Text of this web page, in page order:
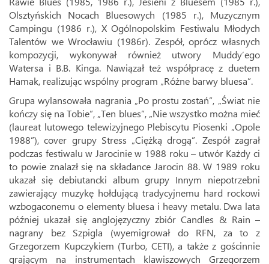
Olsztyńskich Nocach Bluesowych (1985 r.), Muzycznym
Campingu (1986 r.), X Ogólnopolskim Festiwalu Młodych
Talentów we Wrocławiu (1986r). Zespół, oprócz własnych
kompozycji, wykonywał również utwory Muddy’ego
Watersa i B.B. Kinga. Nawiązał też współpracę z duetem
Hamak, realizując wspólny program „Różne barwy bluesa”.
Grupa wylansowała nagrania „Po prostu zostań”, „Świat nie
kończy się na Tobie”, „Ten blues”, „Nie wszystko można mieć
(laureat lutowego telewizyjnego Plebiscytu Piosenki „Opole
1988”), cover grupy Stress „Ciężką drogą”. Zespół zagrał
podczas festiwalu w Jarocinie w 1988 roku – utwór Każdy ci
to powie znalazł się na składance Jarocin 88. W 1989 roku
ukazał się debiutancki album grupy Innym niepotrzebni
zawierający muzykę hołdującą tradycyjnemu hard rockowi
wzbogaconemu o elementy bluesa i heavy metalu. Dwa lata
później ukazał się anglojęzyczny zbiór Candles & Rain –
nagrany bez Szpigla (wyemigrował do RFN, za to z
Grzegorzem Kupczykiem (Turbo, CETI), a także z gościnnie
grającym na instrumentach klawiszowych Grzegorzem